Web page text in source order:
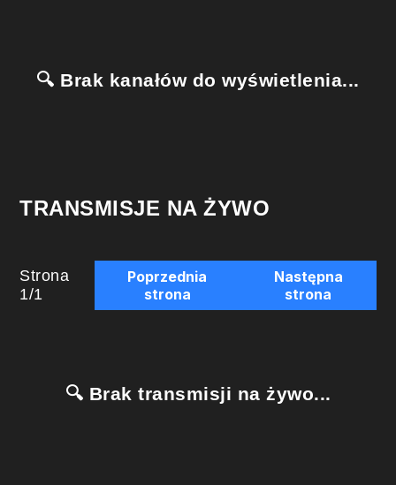
🔍 Brak kanałów do wyświetlenia...
TRANSMISJE NA ŻYWO
Strona
1/1
Poprzednia
strona
Następna
strona
🔍 Brak transmisji na żywo...